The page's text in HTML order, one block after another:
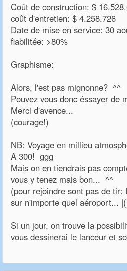
Coût de construction: $
coût d'entretien: $ 4.258.726
Date de mise en service: 30
fiabilitée: >80%
Graphisme:
Alors, l'est pas mignonne? ^^
Pouvez vous donc éssayer de
Merci d'avence...
(courage!)
NB: Voyage en millieu
A 300! ggg
Mais on en tiendrais pas
vous y tenez mais bon... ^^
(pour rejoindre sont pas de
sur n'importe quel aéroport...
Si un jour, on trouve la
vous dessinerai le lanceur et